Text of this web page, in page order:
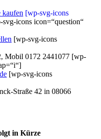
kaufen [wp-svg-icons
svg-icons icon=“question“
[wp-svg-icons
Mobil 0172 2441077 [wp-
[wp-svg-icons
Straße 42 in 08066
in Kürze